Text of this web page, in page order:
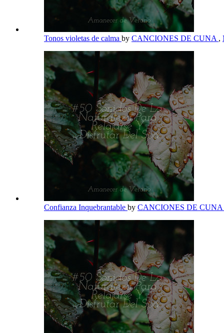
Tonos violetas de calma by CANCIONES DE CUNA ,
Confianza Inquebrantable by CANCIONES DE CUNA